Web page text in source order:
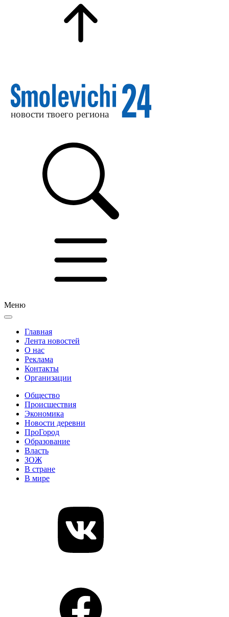
Меню
Главная
Лента новостей
О нас
Реклама
Контакты
Организации
Общество
Происшествия
Экономика
Новости деревни
ПроГород
Образование
Власть
ЗОЖ
В стране
В мире